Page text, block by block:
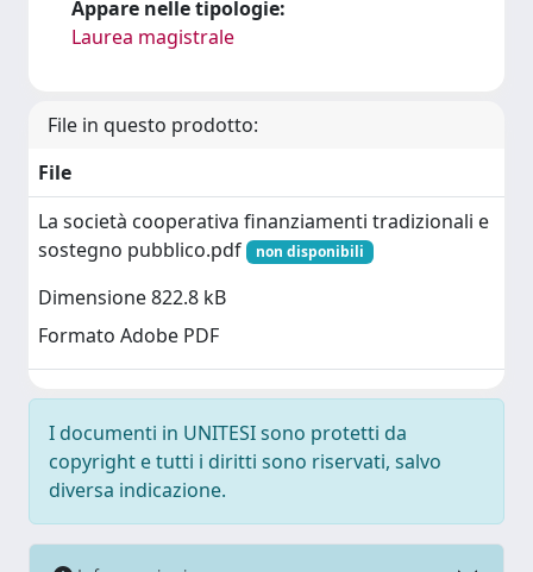
Appare nelle tipologie:
Laurea magistrale
File in questo prodotto:
File
La società cooperativa finanziamenti tradizionali e
sostegno pubblico.pdf
non disponibili
Dimensione 822.8 kB
Formato Adobe PDF
I documenti in UNITESI sono protetti da
copyright e tutti i diritti sono riservati, salvo
diversa indicazione.